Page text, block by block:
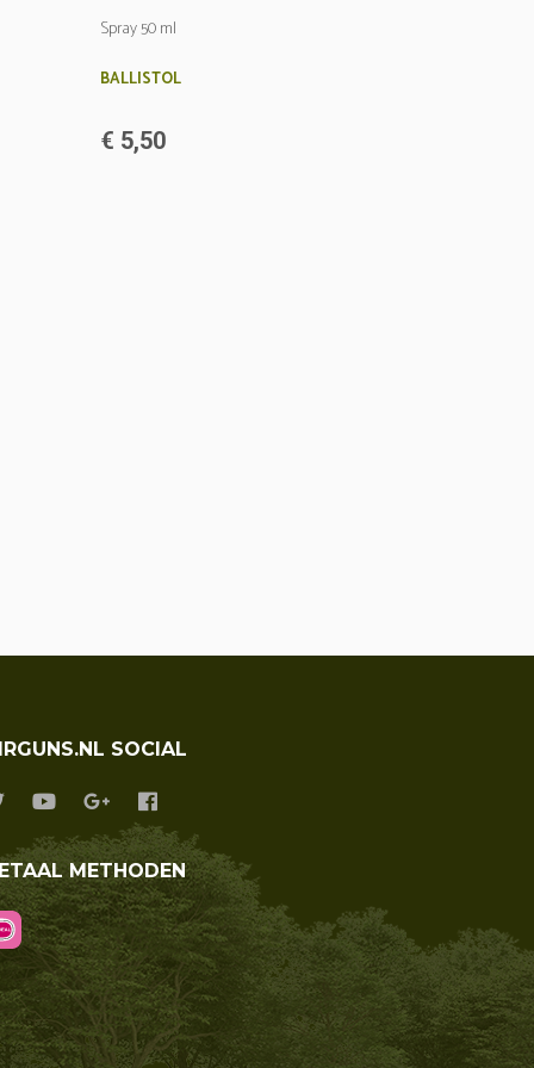
Spray 50 ml
BALLISTOL
€ 5,50
SOCIAL
METHODEN